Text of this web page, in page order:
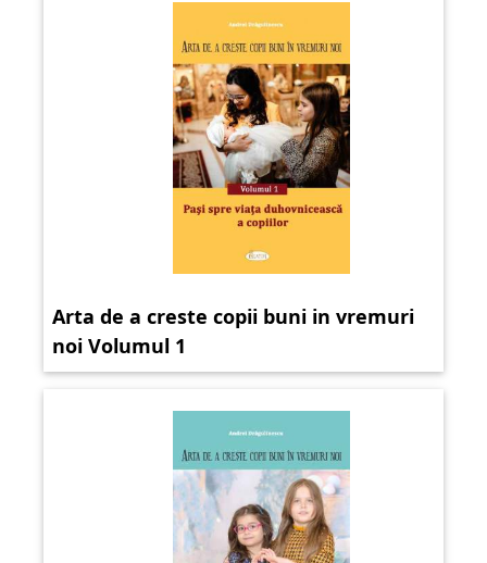
Arta de a creste copii buni in vremuri
noi Volumul 1